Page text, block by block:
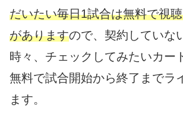
だいたい毎日1試合は無料で視
がありますので、契約していな
時々、チェックしてみたいカー
無料で試合開始から終了までラ
ます。